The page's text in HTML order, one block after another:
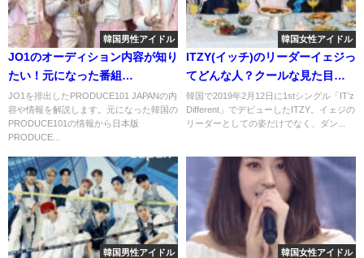
韓国男性アイドル
JO1のオーディション内容が知り
たい！元になった番組
PRODUCE101の情報や最終順位
についても！
JO1を排出したPRODUCE101 JAPANの内
容や情報を解説します。元になった韓国の
PRODUCE101の情報から日本版
PRODUCE...
韓国女性アイドル
ITZY(イッチ)のリーダーイェジっ
てどんな人？クールな見た目と
のギャップがすごい？
韓国で2019年2月12日に1stシングル「IT’z
Different」でデビューしたITZY。イェジの
リーダーとしての姿だけでなく、ダン...
韓国男性アイドル 韓国女性アイドル